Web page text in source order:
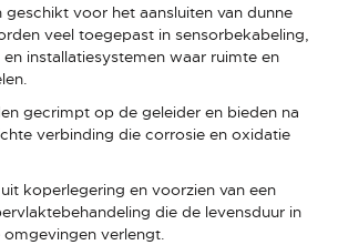
geschikt voor het aansluiten van dunne
veel toegepast in sensorbekabeling,
installatiesystemen waar ruimte en
gecrimpt op de geleider en bieden na
verbinding die corrosie en oxidatie
koperlegering en voorzien van een
die de levensduur in
verlengt.